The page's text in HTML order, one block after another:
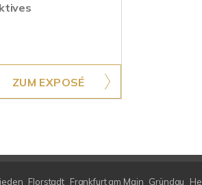
ZUM EXPOSÉ
Florstadt Frankfurt am Main Gründau